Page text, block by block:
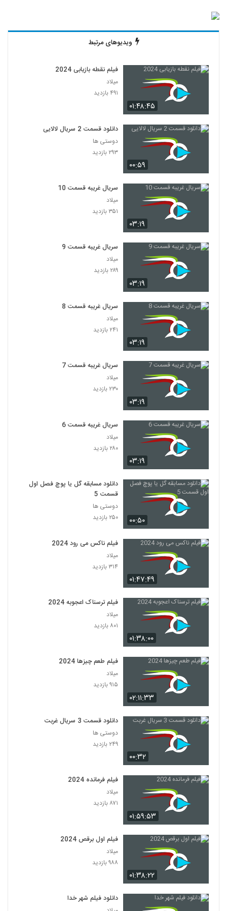
ویدیوهای مرتبط
۰۱:۴۸:۴۵
فیلم نقطه بازیابی 2024
میلاد
۴۹۱ بازدید
۰۰:۵۹
دانلود قسمت 2 سریال لالایی
دوستی ها
۲۹۳ بازدید
۰۳:۱۹
سریال غریبه قسمت 10
میلاد
۳۵۱ بازدید
۰۳:۱۹
سریال غریبه قسمت 9
میلاد
۲۸۹ بازدید
۰۳:۱۹
سریال غریبه قسمت 8
میلاد
۲۴۱ بازدید
۰۳:۱۹
سریال غریبه قسمت 7
میلاد
۲۳۰ بازدید
۰۳:۱۹
سریال غریبه قسمت 6
میلاد
۲۸۰ بازدید
۰۰:۵۰
دانلود مسابقه گل یا پوچ فصل اول
قسمت 5
دوستی ها
۲۵۰ بازدید
۰۱:۴۷:۴۹
فیلم ناکس می رود 2024
میلاد
۳۱۴ بازدید
۰۱:۳۸:۰۰
فیلم ترسناک اعجوبه 2024
میلاد
۸۰۱ بازدید
۰۲:۱۱:۳۳
فیلم طعم چیزها 2024
میلاد
۹۱۵ بازدید
۰۰:۳۲
دانلود قسمت 3 سریال غربت
دوستی ها
۲۴۹ بازدید
۰۱:۵۹:۵۳
فیلم فرمانده 2024
میلاد
۸۷۱ بازدید
۰۱:۳۸:۲۲
فیلم اول برقص 2024
میلاد
۹۸۸ بازدید
دانلود فیلم شهر خدا